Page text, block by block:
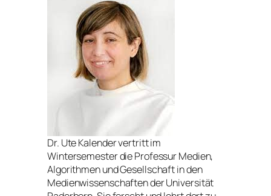
Dr. Ute Kalender vertritt im
Wintersemester die Professur Medien,
Algorithmen und Gesellschaft in den
Medienwissenschaften der Universität